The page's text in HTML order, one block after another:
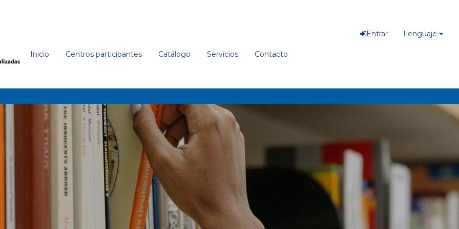
Inicio Centros participantes Catálogo Servicios Contacto
Entrar Lenguaje